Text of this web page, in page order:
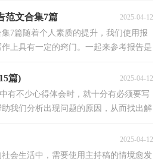
范文合集7篇 2025-04-12
7篇随着个人素质的提升，我们使用报
上具有一定的窍门。一起来参考报告是
篇) 2025-04-12
有不少心得体会时，就十分有必须要写
我们分析出现问题的原因，从而找出解
2025-04-12
会生活中，需要使用主持稿的情境愈发